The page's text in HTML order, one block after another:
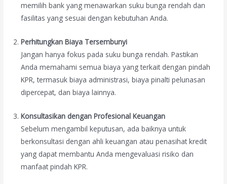
memilih bank yang menawarkan suku bunga rendah dan
fasilitas yang sesuai dengan kebutuhan Anda.
Perhitungkan Biaya Tersembunyi
Jangan hanya fokus pada suku bunga rendah. Pastikan
Anda memahami semua biaya yang terkait dengan pindah
KPR, termasuk biaya administrasi, biaya pinalti pelunasan
dipercepat, dan biaya lainnya.
Konsultasikan dengan Profesional Keuangan
Sebelum mengambil keputusan, ada baiknya untuk
berkonsultasi dengan ahli keuangan atau penasihat kredit
yang dapat membantu Anda mengevaluasi risiko dan
manfaat pindah KPR.